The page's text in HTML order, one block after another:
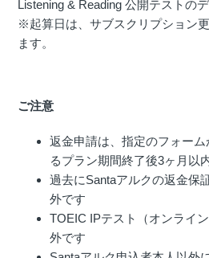
Listening & Reading 公開テストの
※起算日は、サブスクリプション
ます。
ご注意
返金申請は、指定のフォー
るプラン期間終了後3ヶ月以
過去にSantaアルクの返金保
外です
TOEIC IPテスト（オンライ
外です